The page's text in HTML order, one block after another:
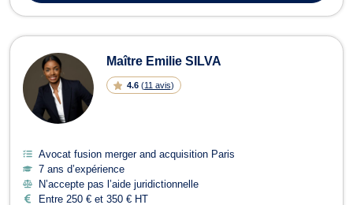
Maître Emilie SILVA
4.6 (11 avis)
Avocat fusion merger and acquisition Paris
7 ans d’expérience
N’accepte pas l’aide juridictionnelle
Entre 250 € et 350 € HT